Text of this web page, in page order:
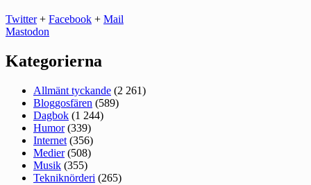
Twitter+ Facebook + Mail
Mastodon
Kategorierna
Allmänt tyckande (2 261)
Bloggosfären (589)
Dagbok (1 244)
Humor(339)
Internet (356)
Medier(508)
Musik (355)
Tekniknörderi (265)